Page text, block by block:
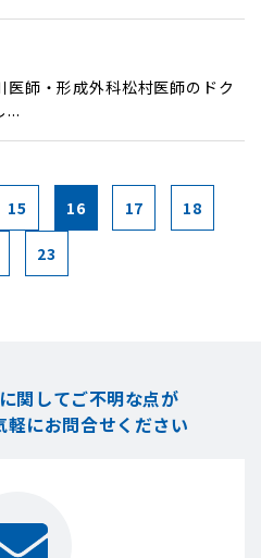
師・形成外科松村医師のドク
...
15 16 17 18
23
関してご不明な点が
軽にお問合せください